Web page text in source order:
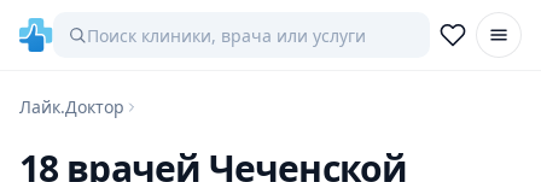
Лайк.Доктор
18 врачей Чеченской